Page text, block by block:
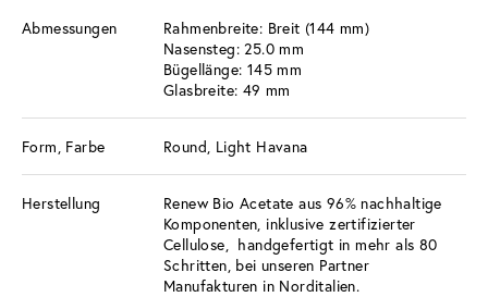
Abmessungen
Rahmenbreite: Breit (144 mm)
Nasensteg: 25.0 mm
Bügellänge: 145 mm
Glasbreite: 49 mm
Form, Farbe Round, Light Havana
Herstellung
Renew Bio Acetate aus 96% nachhaltige
Komponenten, inklusive zertifizierter
Cellulose, handgefertigt in mehr als 80
Schritten, bei unseren Partner
Manufakturen in Norditalien.